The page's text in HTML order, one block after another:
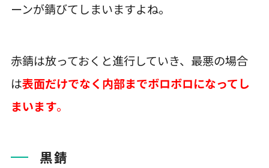
ーンが錆びてしまいますよね。
赤錆は放っておくと進行していき、最悪の場合
は表面だけでなく内部までボロボロになってし
まいます。
黒錆